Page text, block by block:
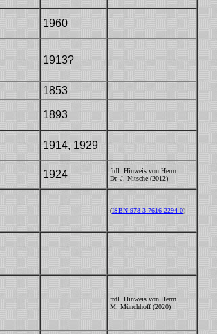
1960
1913?
1853
1893
1914, 1929 VDAI14 / Dr30
1924
frdl. Hinweis von Herrn
Dr. J. Nitsche (2012)
(ISBN 978-3-7616-2294-0)
frdl. Hinweis von Herrn
M. Münchhoff (2020)